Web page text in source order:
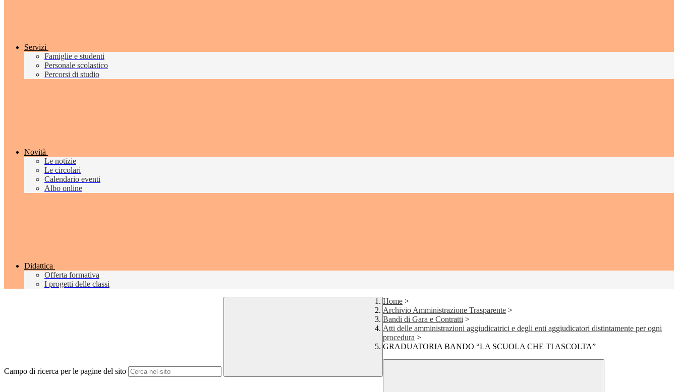
Servizi
Famiglie e studenti
Personale scolastico
Percorsi di studio
Novità
Le notizie
Le circolari
Calendario eventi
Albo online
Didattica
Offerta formativa
I progetti delle classi
Campo di ricerca per le pagine del sito
Home >
Archivio Amministrazione Trasparente >
Bandi di Gara e Contratti >
Atti delle amministrazioni aggiudicatrici e degli enti aggiudicatori distintamente per ogni
procedura >
GRADUATORIA BANDO “LA SCUOLA CHE TI ASCOLTA”